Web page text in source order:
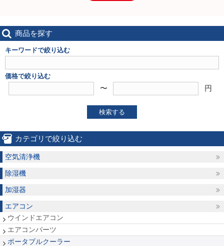
商品を探す
キーワードで絞り込む
価格で絞り込む
〜 円
検索する
カテゴリで絞り込む
空気清浄機
除湿機
加湿器
エアコン
ウインドエアコン
エアコンパーツ
ポータブルクーラー